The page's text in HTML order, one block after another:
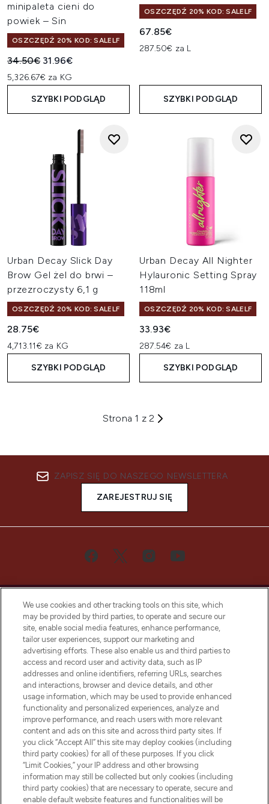
minipaleta cieni do
powiek – Sin
OSZCZĘDŹ 20% KOD: SALELF
Sugerowana cena detaliczna:
34.50€ Aktualna cena:
31.96€
5,326.67€ za KG
SZYBKI PODGLĄD
OSZCZĘDŹ 20% KOD: SALELF
67.85€
287.50€ za L
SZYBKI PODGLĄD
Urban Decay Slick Day
Brow Gel żel do brwi –
przezroczysty 6,1 g
OSZCZĘDŹ 20% KOD: SALELF
28.75€
4,713.11€ za KG
SZYBKI PODGLĄD
Urban Decay All Nighter
Hylauronic Setting Spray
118ml
OSZCZĘDŹ 20% KOD: SALELF
33.93€
287.54€ za L
SZYBKI PODGLĄD
Strona 1 z 2
ZAPISZ SIĘ DO NASZEGO NEWSLETTERA
ZAREJESTRUJ SIĘ
Bądź pierwszą osobą, która dowie się o
najnowszych produktach, od niszowych i
uznanych marek, sezonowych trendach i
otrzyma ekskluzywne artykuły redakcyjne
z Sunday Supplement.
Zgoda na pliki cookie
Do Not Sell or Share My Personal
Information
POMOC & INFORMACJE
We use cookies and other tracking tools on this site, which
may be provided by third parties, to operate and secure our
site, enable social media features, enhance performance,
tailor user experiences, support our marketing and
advertising efforts. These also enable us and third parties to
access and record user and activity data, such as IP
addresses and online identifiers, referring URLs, searches
and interactions, browser and device details, and other
usage information, which may be used to provide enhanced
functionality and personalized experiences, analyze and
improve performance, and reach users with more relevant
content and ads on this site and across third party sites. If
you click “Accept All” this site may deploy cookies (including
third party cookies) for all of these purposes. If you click
“Limit Cookies,” your IP address and other browsing
information may still be collected but only cookies (including
third party cookies) that are necessary to operate, secure and
enable default website features and functionalities will be